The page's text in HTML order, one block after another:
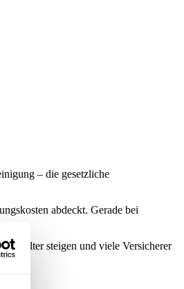
– die gesetzliche
abdeckt. Gerade bei
Alter steigen und viele Versicherer